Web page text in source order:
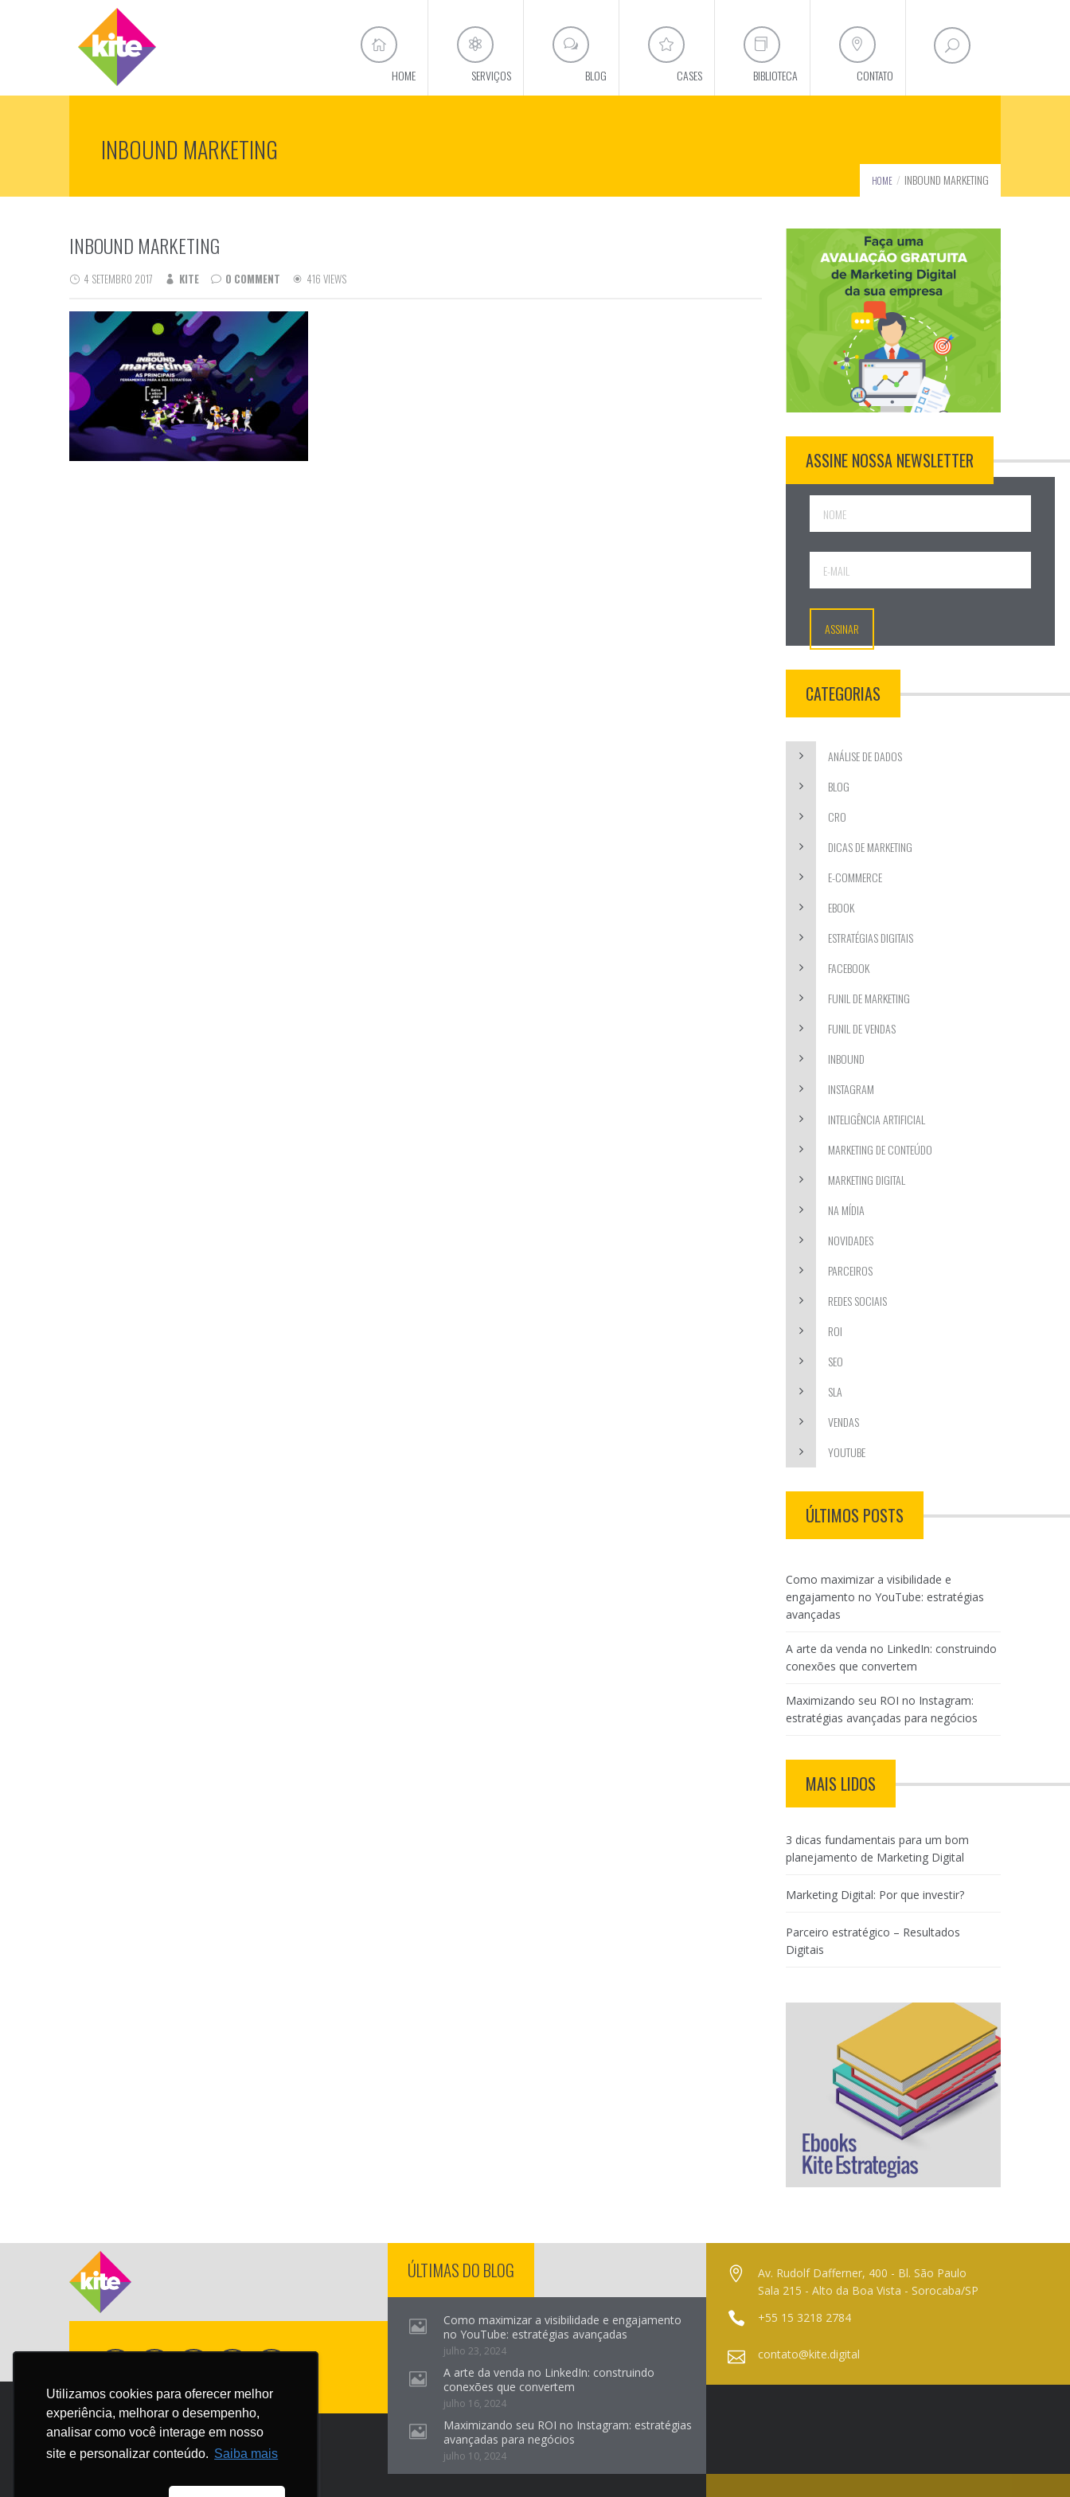
Utilizamos cookies para oferecer melhor
experiência, melhorar o desempenho,
analisar como você interage em nosso
site e personalizar conteúdo. Saiba mais
Utilizamos cookies para oferecer melhor
experiência, melhorar o desempenho,
analisar como você interage em nosso
site e personalizar conteúdo. Saiba mais
HOME SERVIÇOS BLOG CASES BIBLIOTECA CONTATO
INBOUND MARKETING
HOME INBOUND MARKETING
INBOUND MARKETING
4 SETEMBRO 2017 KITE 0 COMMENT 416 VIEWS
ASSINE NOSSA NEWSLETTER
CATEGORIAS
ANÁLISE DE DADOS
BLOG
CRO
DICAS DE MARKETING
E-COMMERCE
EBOOK
ESTRATÉGIAS DIGITAIS
FACEBOOK
FUNIL DE MARKETING
FUNIL DE VENDAS
INBOUND
INSTAGRAM
INTELIGÊNCIA ARTIFICIAL
MARKETING DE CONTEÚDO
MARKETING DIGITAL
NA MÍDIA
NOVIDADES
PARCEIROS
REDES SOCIAIS
ROI
SEO
SLA
VENDAS
YOUTUBE
ÚLTIMOS POSTS
Como maximizar a visibilidade e
engajamento no YouTube: estratégias
avançadas
A arte da venda no LinkedIn: construindo
conexões que convertem
Maximizando seu ROI no Instagram:
estratégias avançadas para negócios
MAIS LIDOS
3 dicas fundamentais para um bom
planejamento de Marketing Digital
Marketing Digital: Por que investir?
Parceiro estratégico – Resultados
Digitais
ÚLTIMAS DO BLOG
Como maximizar a visibilidade e engajamento
no YouTube: estratégias avançadas
julho 23, 2024
A arte da venda no LinkedIn: construindo
conexões que convertem
julho 16, 2024
Maximizando seu ROI no Instagram: estratégias
avançadas para negócios
julho 10, 2024
Av. Rudolf Dafferner, 400 - Bl. São Paulo
Sala 215 - Alto da Boa Vista - Sorocaba/SP
+55 15 3218 2784
contato@kite.digital